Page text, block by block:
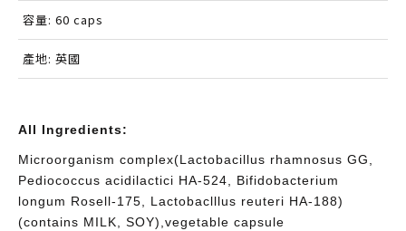
容量: 60 caps
產地: 英國
All Ingredients:
Microorganism complex(Lactobacillus rhamnosus GG,
Pediococcus acidilactici HA-524, Bifidobacterium
longum Rosell-175, Lactobaclllus reuteri HA-188)
(contains MILK, SOY),vegetable capsule